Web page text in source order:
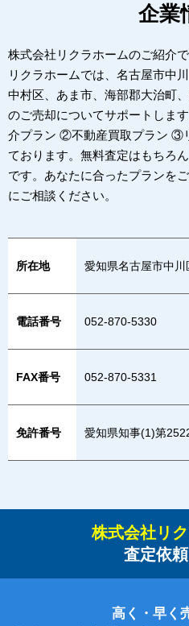
企業
株式会社リクラホームのご紹介で
リクラホームでは、名古屋市中
中村区、あま市、海部郡大治町
のご売却についてサポートしま
介プラン ②不動産買取プラン ③
ております。無料査定はもちろ
です。あなたに合ったプランを
にご相談ください。
所在地 愛知県名古屋市中
電話番号 052-870-5330
FAX番号 052-870-5331
免許番号 愛知県知事(1)第
株式会社リ
査定依
高く・早く